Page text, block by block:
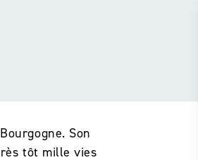
Son
tôt mille vies